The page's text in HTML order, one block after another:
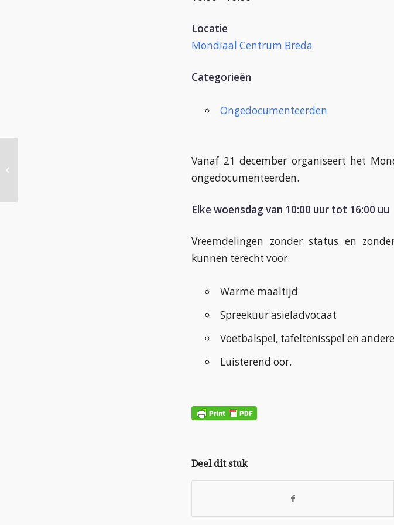
Locatie
Mondiaal Centrum Breda
Categorieën
Ongedocumenteerden
Vanaf 21 december organiseert het
ongedocumenteerden.
Elke woensdag van 10:00 uur tot 16:00 uu
Vreemdelingen zonder status en
kunnen terecht voor:
Warme maaltijd
Spreekuur asieladvocaat
Voetbalspel, tafeltenisspel en
Luisterend oor.
Deel dit stuk